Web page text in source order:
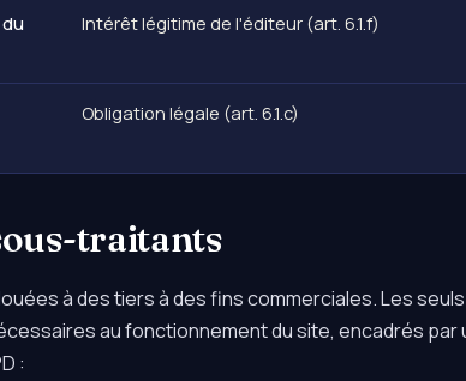
Intérêt légitime de l'éditeur (art. 6.1.f)
Obligation légale (art. 6.1.c)
traitants
à des tiers à des fins commerciales. Les
au fonctionnement du site, encadrés par
: